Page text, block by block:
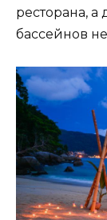
ресторана, а
бассейнов